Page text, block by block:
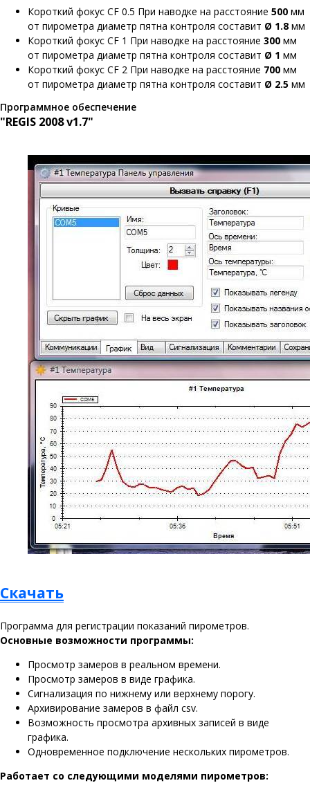
Короткий фокус CF 0.5 При наводке на расстояние 500 мм
от пирометра диаметр пятна контроля составит Ø 1.8 мм
Короткий фокус CF 1 При наводке на расстояние 300 мм
от пирометра диаметр пятна контроля составит Ø 1 мм
Короткий фокус CF 2 При наводке на расстояние 700 мм
от пирометра диаметр пятна контроля составит Ø 2.5 мм
Программное обеспечение
"REGIS 2008 v1.7"
Скачать
Программа для регистрации показаний пирометров.
Основные возможности программы:
Просмотр замеров в реальном времени.
Просмотр замеров в виде графика.
Сигнализация по нижнему или верхнему порогу.
Архивирование замеров в файл csv.
Возможность просмотра архивных записей в виде
графика.
Одновременное подключение нескольких пирометров.
Работает со следующими моделями пирометров: